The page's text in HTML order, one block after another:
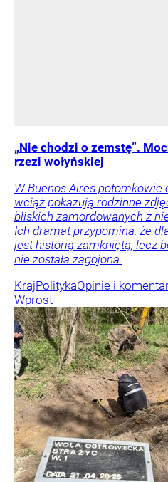
„Nie chodzi o zemstę”.
rzezi wołyńskiej
W Buenos Aires potomkowie
wciąż pokazują rodzinne
bliskich zamordowanych z
Ich dramat przypomina, że
jest historią zamkniętą, lecz
nie została zagojona.
KrajPolitykaOpinie i
Wprost